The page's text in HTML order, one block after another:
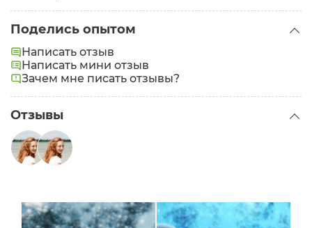
Поделись опытом
Написать отзыв
Написать мини отзыв
Зачем мне писать отзывы?
Отзывы